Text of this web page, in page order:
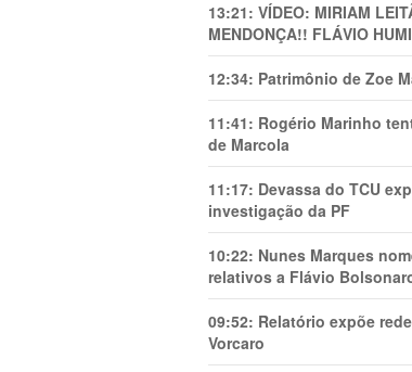
13:21: VÍDEO: MIRIAM
MENDONÇA!! FLÁVIO
12:34: Patrimônio de Zoe
11:41: Rogério Marinho
de Marcola
11:17: Devassa do TCU
investigação da PF
10:22: Nunes Marques
relativos a Flávio
09:52: Relatório expõe
Vorcaro